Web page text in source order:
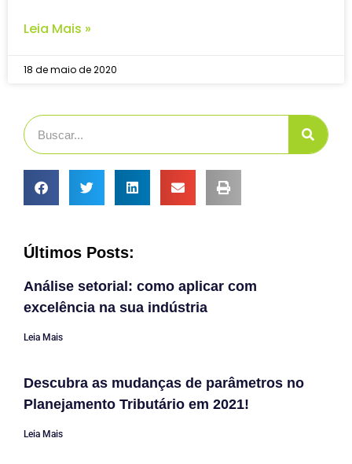
Leia Mais »
18 de maio de 2020
Últimos Posts:
Análise setorial: como aplicar com
excelência na sua indústria
Leia Mais
Descubra as mudanças de parâmetros no
Planejamento Tributário em 2021!
Leia Mais